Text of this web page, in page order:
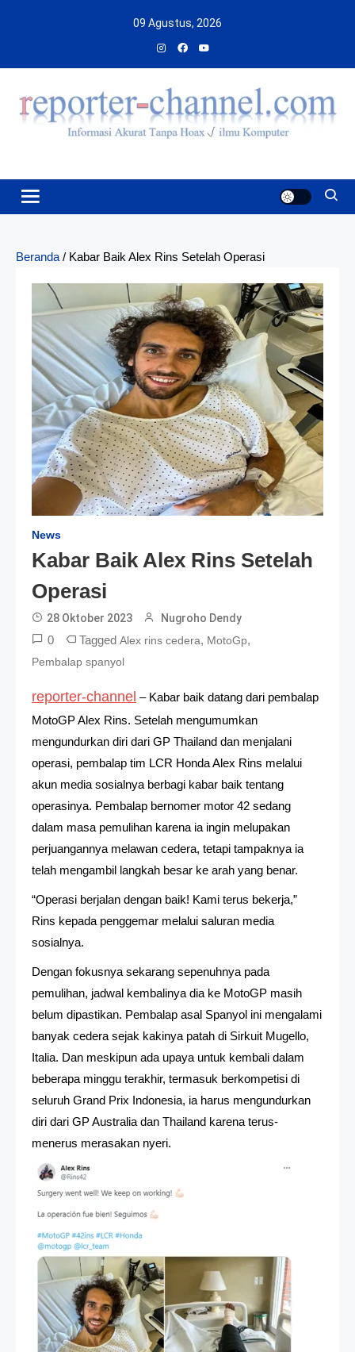
09 Agustus, 2026
Beranda / Kabar Baik Alex Rins Setelah Operasi
News
Kabar Baik Alex Rins Setelah
Operasi
28 Oktober 2023 Nugroho Dendy
0 Tagged Alex rins cedera, MotoGp,
Pembalap spanyol
reporter-channel – Kabar baik datang dari pembalap
MotoGP Alex Rins. Setelah mengumumkan
mengundurkan diri dari GP Thailand dan menjalani
operasi, pembalap tim LCR Honda Alex Rins melalui
akun media sosialnya berbagi kabar baik tentang
operasinya. Pembalap bernomer motor 42 sedang
dalam masa pemulihan karena ia ingin melupakan
perjuangannya melawan cedera, tetapi tampaknya ia
telah mengambil langkah besar ke arah yang benar.
“Operasi berjalan dengan baik! Kami terus bekerja,”
Rins kepada penggemar melalui saluran media
sosialnya.
Dengan fokusnya sekarang sepenuhnya pada
pemulihan, jadwal kembalinya dia ke MotoGP masih
belum dipastikan. Pembalap asal Spanyol ini mengalami
banyak cedera sejak kakinya patah di Sirkuit Mugello,
Italia. Dan meskipun ada upaya untuk kembali dalam
beberapa minggu terakhir, termasuk berkompetisi di
seluruh Grand Prix Indonesia, ia harus mengundurkan
diri dari GP Australia dan Thailand karena terus-
menerus merasakan nyeri.